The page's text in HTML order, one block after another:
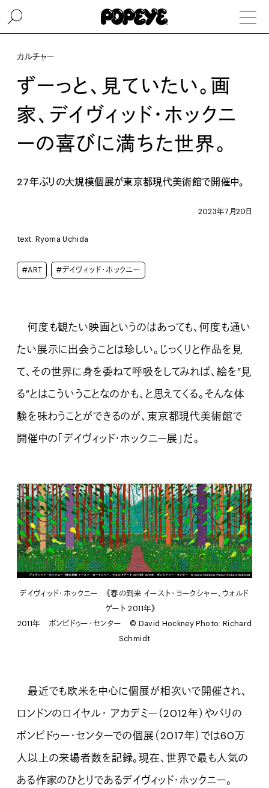
カルチャー
ずーっと、見ていたい。画
家、デイヴィッド・ホックニ
ーの喜びに満ちた世界。
27年ぶりの大規模個展が東京都現代美術館で開催中。
2023年7月20日
text: Ryoma Uchida
#ART #デイヴィッド・ホックニー
何度も観たい映画というのはあっても、何度も通い
たい展示に出会うことは珍しい。じっくりと作品を見
て、その世界に身を委ねて呼吸をしてみれば、絵を”見
る”とはこういうことなのかも、と思えてくる。そんな体
験を味わうことができるのが、東京都現代美術館で
開催中の「デイヴィッド・ホックニー展」だ。
デイヴィッド・ホックニー 《春の到来 イースト・ヨークシャー、ウォルド
ゲート 2011年》
2011年 ポンピドゥー・センター ©︎ David Hockney Photo: Richard
Schmidt
最近でも欧米を中心に個展が相次いで開催され、
ロンドンのロイヤル・ アカデミー（2012年）やパリの
ポンピドゥー・センターでの個展（2017年）では60万
人以上の来場者数を記録。現在、世界で最も人気の
ある作家のひとりであるデイヴィッド・ホックニー。